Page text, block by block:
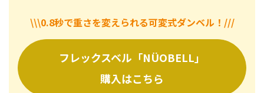
\\\0.8秒で重さを変えられる可変式ダンベル！///
フレックスベル「NÜOBELL」
購入はこちら